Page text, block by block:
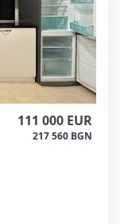
111 000 EUR
217 560 BGN